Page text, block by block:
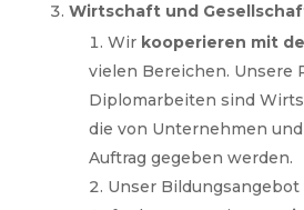
Wirtschaft und
Wir kooperieren mit
vielen Bereichen. Unsere
Diplomarbeiten sind
die von Unternehmen
Auftrag gegeben werden.
Unser Bildungsangebot